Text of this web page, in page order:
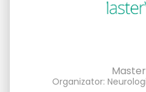
Organizator: